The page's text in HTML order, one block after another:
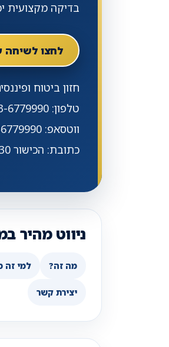
בדיקה מקצועית
לחצו
חזון ביטוח
טלפון: 03-6779990
ווטסאפ: 036779990
כתובת: הכישור 30, חולון
ניווט מהיר
מה זה? למי זה
יצירת קשר